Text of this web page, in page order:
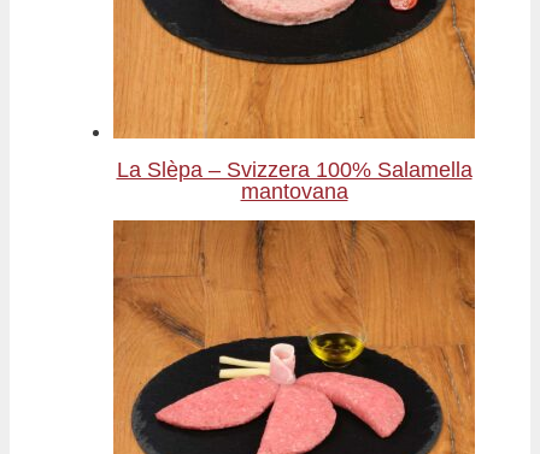
La Slèpa – Svizzera 100% Salamella
mantovana